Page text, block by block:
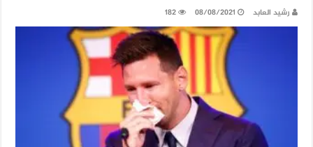
رشيد العابد 08/08/2021
182